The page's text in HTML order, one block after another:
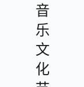
音
乐
文
化